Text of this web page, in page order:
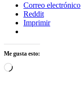
Correo electrónico
Reddit
Imprimir
Me gusta esto:
Cargando...